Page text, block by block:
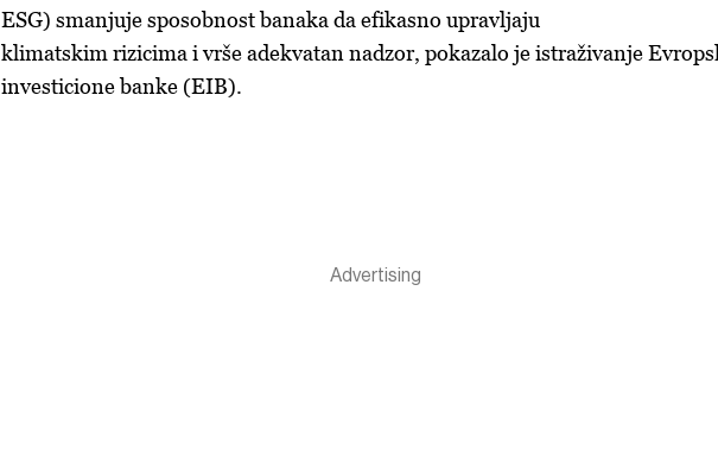
ESG) smanjuje sposobnost banaka da efikasno upravljaju
klimatskim rizicima i vrše adekvatan nadzor, pokazalo je istraživanje
investicione banke (EIB).